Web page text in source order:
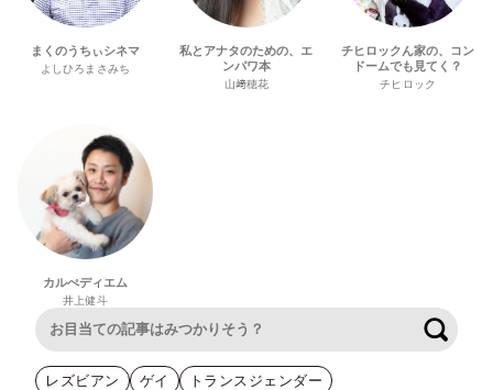
まくのうちぃシネマ
よしひろまさみち
私とアナタのための、エ
ンパワ本
山﨑穂花
チヒロックん家の、コン
ドームでも見てく？
チヒロック
カルぺディエム
井上健斗
レズビアン ゲイ
トランスジェンダー